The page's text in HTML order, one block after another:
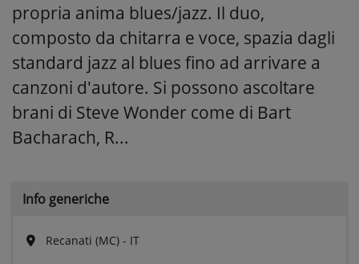
propria anima blues/jazz. Il duo,
composto da chitarra e voce, spazia dagli
standard jazz al blues fino ad arrivare a
canzoni d'autore. Si possono ascoltare
brani di Steve Wonder come di Bart
Bacharach, R...
Info generiche
Recanati (MC) - IT